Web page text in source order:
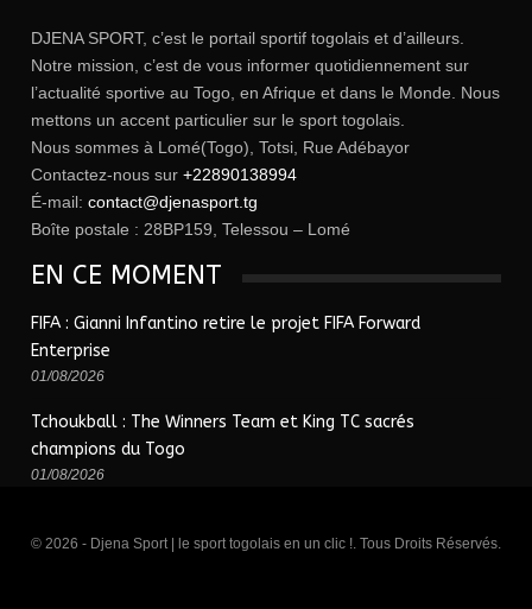
DJENA SPORT, c’est le portail sportif togolais et d’ailleurs.
Notre mission, c’est de vous informer quotidiennement sur
l’actualité sportive au Togo, en Afrique et dans le Monde. Nous
mettons un accent particulier sur le sport togolais.
Nous sommes à Lomé(Togo), Totsi, Rue Adébayor
Contactez-nous sur +22890138994
É-mail: contact@djenasport.tg
Boîte postale : 28BP159, Telessou – Lomé
EN CE MOMENT
FIFA : Gianni Infantino retire le projet FIFA Forward
Enterprise
01/08/2026
Tchoukball : The Winners Team et King TC sacrés
champions du Togo
01/08/2026
© 2026 - Djena Sport | le sport togolais en un clic !. Tous Droits Réservés.